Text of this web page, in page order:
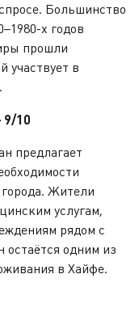
Большинство
х годов
прошли
участвует в
9/10
предлагает
Жители
услугам,
рядом с
остаётся одним из
в Хайфе.